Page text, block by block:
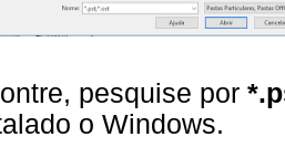
pesquise por
o Windows.